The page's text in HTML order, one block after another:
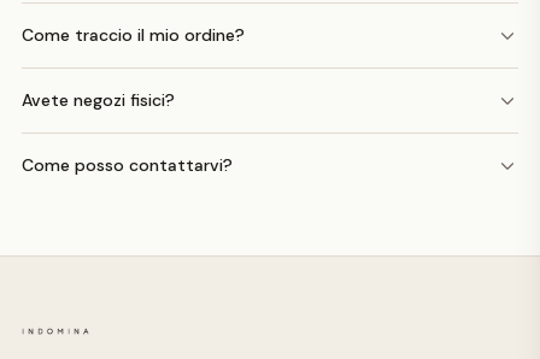
Come traccio il mio ordine?
Avete negozi fisici?
Come posso contattarvi?